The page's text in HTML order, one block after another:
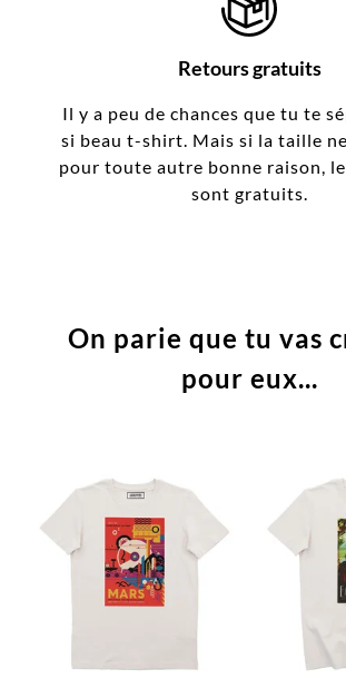
Retours gratuits
Il y a peu de chances que tu te
si beau t-shirt. Mais si la taille
pour toute autre bonne raison,
sont gratuits.
On parie que tu vas
pour eux...